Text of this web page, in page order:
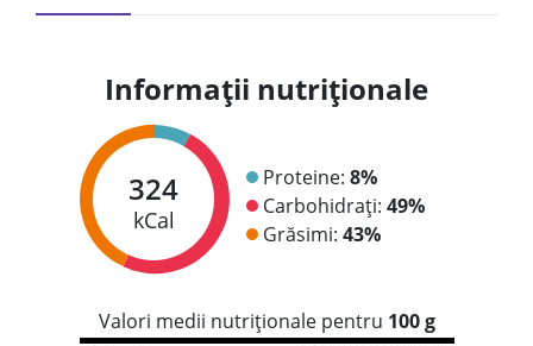
Informații nutriționale
324
kCal
Proteine: 8%
Carbohidrați: 49%
Grăsimi: 43%
Valori medii nutriționale pentru 100 g